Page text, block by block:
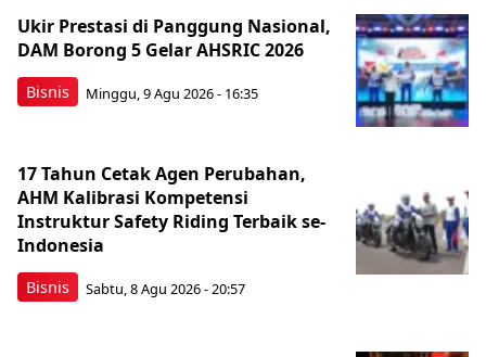
Bisnis
Ukir Prestasi di Panggung Nasional,
DAM Borong 5 Gelar AHSRIC 2026
Minggu, 9 Agu 2026 - 16:35
Bisnis
17 Tahun Cetak Agen Perubahan,
AHM Kalibrasi Kompetensi
Instruktur Safety Riding Terbaik se-
Indonesia
Sabtu, 8 Agu 2026 - 20:57